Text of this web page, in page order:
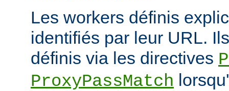
Les workers définis
identifiés par leur URL.
définis via les directives
ProxyPassMatch